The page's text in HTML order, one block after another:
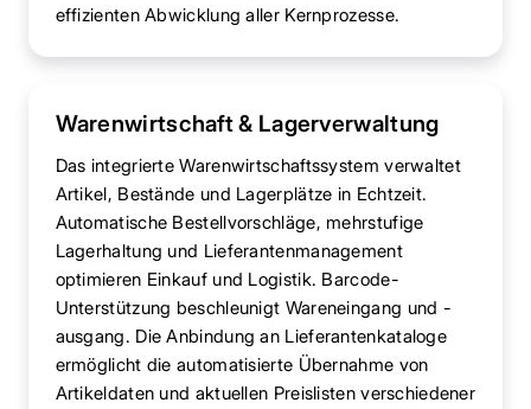
effizienten Abwicklung aller Kernprozesse.
Warenwirtschaft & Lagerverwaltung
Das integrierte Warenwirtschaftssystem verwaltet
Artikel, Bestände und Lagerplätze in Echtzeit.
Automatische Bestellvorschläge, mehrstufige
Lagerhaltung und Lieferantenmanagement
optimieren Einkauf und Logistik. Barcode-
Unterstützung beschleunigt Wareneingang und -
ausgang. Die Anbindung an Lieferantenkataloge
ermöglicht die automatisierte Übernahme von
Artikeldaten und aktuellen Preislisten verschiedener